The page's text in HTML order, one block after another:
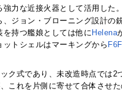
強力な近接火器として活用した
、ジョン・ブローニング設計の
を持つ艦娘としては他に Helena
ットシェルはマーキングから
ク式であり、未改造時点では2
これを片側に寄せて合体させ